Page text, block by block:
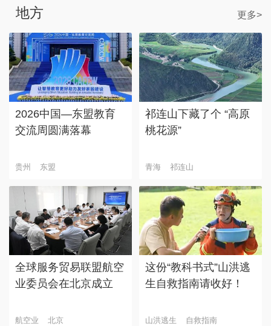
地方 更多>
2026中国—东盟教育
交流周圆满落幕
贵州 东盟
祁连山下藏了个 “高原
桃花源”
青海 祁连山
全球服务贸易联盟航空
业委员会在北京成立
航空业 北京
这份“教科书式”山洪逃
生自救指南请收好！
山洪逃生 自救指南